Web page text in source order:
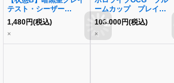
テスト・シーザー
《SR》{S5/S5/Y7}
《SR》{S5/S5/Y7}
1,480円(税込)
×
ームカップ プレイマッ
ト ときのそら＆
AZKi《-》{-}
108,000円(税込)
×